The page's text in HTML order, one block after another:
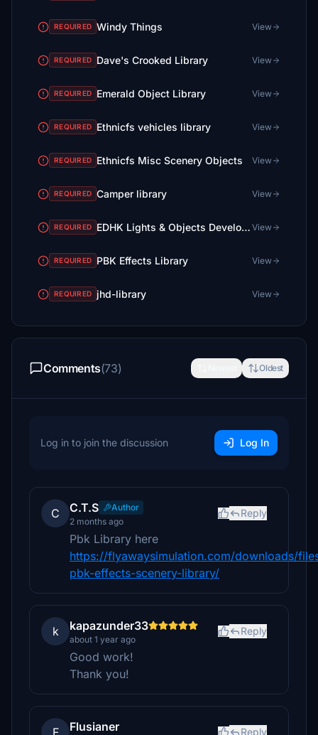
REQUIRED Windy Things View
REQUIRED Dave's Crooked Library View
REQUIRED Emerald Object Library View
REQUIRED Ethnicfs vehicles library View
REQUIRED Ethnicfs Misc Scenery Objects View
REQUIRED Camper library View
REQUIRED EDHK Lights & Objects Developers Pack (Asset-Pack) View
REQUIRED PBK Effects Library View
REQUIRED jhd-library View
Comments(73) Oldest
Log in to join the discussion Log In
C C.T.S
Author
2 months ago
Reply
Pbk Library here
https://flyawaysimulation.com/downloads/
pbk-effects-scenery-library/
k kapazunder33
about 1 year ago
Reply
Good work!
Thank you!
F Flusianer Reply